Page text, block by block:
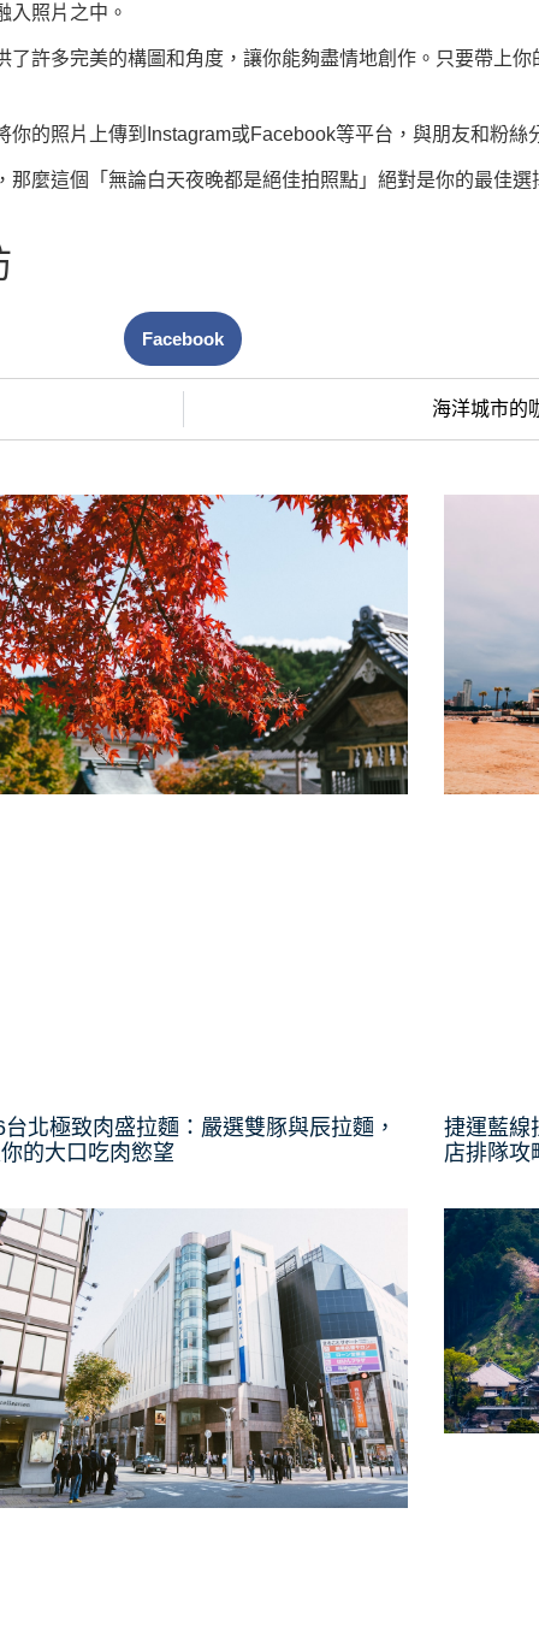
入照片之中。
許多完美的構圖和角度，讓你能夠盡情地創作。只要帶上
的照片上傳到Instagram或Facebook等平台，與朋友和粉絲
麼這個「無論白天夜晚都是絕佳拍照點」絕對是你的最佳
Facebook
海洋城市的
台北極致肉盛拉麵：嚴選雙豚與辰拉麵，
的大口吃肉慾望
捷運藍線
店排隊攻